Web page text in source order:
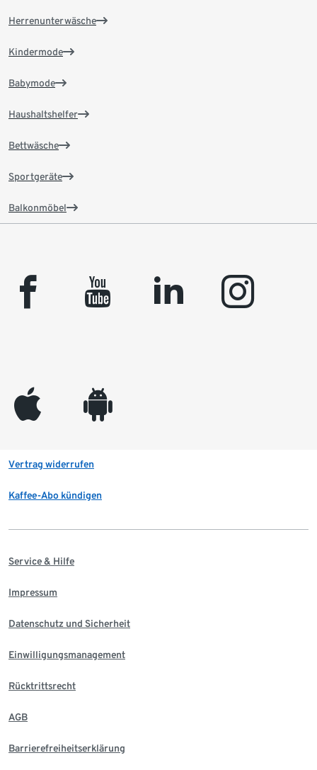
Herrenunterwäsche
Kindermode
Babymode
Haushaltshelfer
Bettwäsche
Sportgeräte
Balkonmöbel
facebook youtube linkedin instagram
appleinc android
Vertrag widerrufen
Kaffee-Abo kündigen
Service & Hilfe
Impressum
Datenschutz und Sicherheit
Einwilligungsmanagement
Rücktrittsrecht
AGB
Barrierefreiheitserklärung